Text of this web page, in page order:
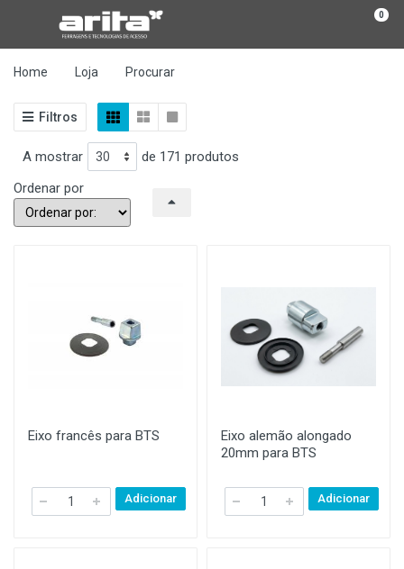
0
Home Loja Procurar
Filtros
A mostrar
de 171 produtos
Ordenar por
Eixo francês para BTS
Adicionar
Eixo alemão alongado
20mm para BTS
Adicionar